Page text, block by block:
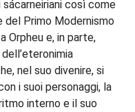
così come
del Primo Modernismo
Orpheu e, in parte,
nel suo divenire, si
i suoi personaggi, la
interno e il suo